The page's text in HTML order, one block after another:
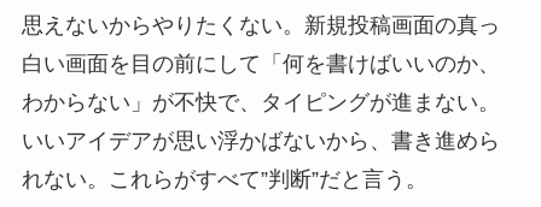
思えないからやりたくない。新規投稿画面の真っ
白い画面を目の前にして「何を書けばいいのか、
わからない」が不快で、タイピングが進まない。
いいアイデアが思い浮かばないから、書き進めら
れない。これらがすべて”判断”だと言う。